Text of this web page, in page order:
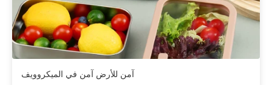
آمن للأرض آمن في الميكروويف